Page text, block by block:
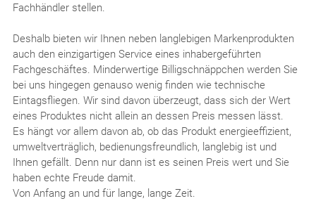
Fachhändler stellen.
Deshalb bieten wir Ihnen neben langlebigen Markenprodukten
auch den einzigartigen Service eines inhabergeführten
Fachgeschäftes. Minderwertige Billigschnäppchen werden Sie
bei uns hingegen genauso wenig finden wie technische
Eintagsfliegen. Wir sind davon überzeugt, dass sich der Wert
eines Produktes nicht allein an dessen Preis messen lässt.
Es hängt vor allem davon ab, ob das Produkt energieeffizient,
umweltverträglich, bedienungsfreundlich, langlebig ist und
Ihnen gefällt. Denn nur dann ist es seinen Preis wert und Sie
haben echte Freude damit.
Von Anfang an und für lange, lange Zeit.